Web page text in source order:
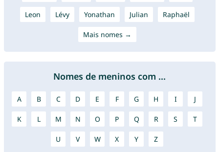
Leon Lévy Yonathan Julian Raphaël
Mais nomes →
Nomes de meninos com ...
A B C D E F G H I J
K L M N O P Q R S T
U V W X Y Z